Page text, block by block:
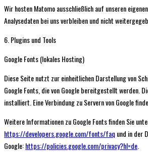
Wir hosten Matomo ausschließlich auf unseren
Analysedaten bei uns verbleiben und nicht
6. Plugins und Tools
Google Fonts (lokales Hosting)
Diese Seite nutzt zur einheitlichen Darstellung von
Google Fonts, die von Google bereitgestellt werden.
installiert. Eine Verbindung zu Servern von Google
Weitere Informationen zu Google Fonts finden Sie
https://developers.google.com/fonts/faq und in der
Google:https://policies.google.com/privacy?hl=de